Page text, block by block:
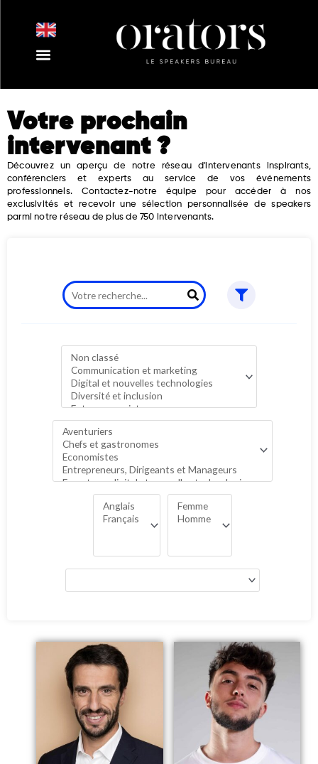
Votre prochain
intervenant ?
Découvrez un aperçu de notre réseau d'intervenants inspirants,
conférenciers et experts au service de vos événements
professionnels. Contactez-notre équipe pour accéder à nos
exclusivités et recevoir une sélection personnalisée de speakers
parmi notre réseau de plus de 750 intervenants.